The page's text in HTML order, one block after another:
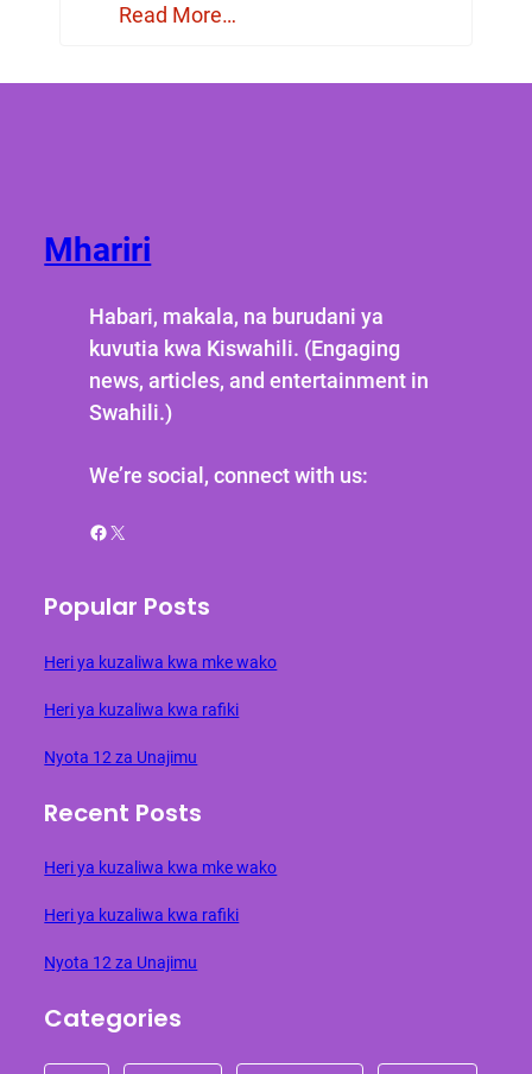
Read More…
Mhariri
Habari, makala, na burudani ya
kuvutia kwa Kiswahili. (Engaging
news, articles, and entertainment in
Swahili.)
We’re social, connect with us:
Facebook X
Popular Posts
Heri ya kuzaliwa kwa mke wako
Heri ya kuzaliwa kwa rafiki
Nyota 12 za Unajimu
Recent Posts
Heri ya kuzaliwa kwa mke wako
Heri ya kuzaliwa kwa rafiki
Nyota 12 za Unajimu
Categories